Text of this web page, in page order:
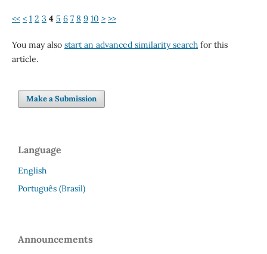
<< < 1 2 3 4 5 6 7 8 9 10 > >>
You may also start an advanced similarity searchfor this
article.
Make a Submission
Language
English
Português (Brasil)
Announcements